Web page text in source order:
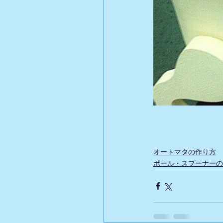
オートマタの作り方
ポール・スプーナー